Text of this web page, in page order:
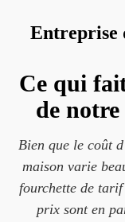
Entreprise
Ce qui
de notre
Bien que le coût
maison varie
fourchette de
prix sont en